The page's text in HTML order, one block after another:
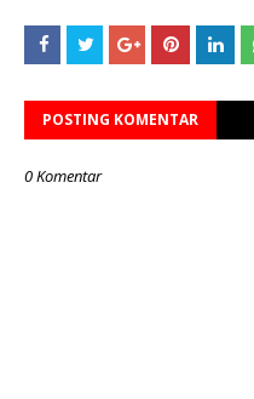
POSTING KOMENTAR
0 Komentar